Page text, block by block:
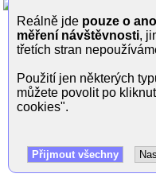
Reálně jde pouze o
měření návštěvnosti,
třetích stran
Použití jen některých
můžete povolit po
cookies".
Přijmout všechny